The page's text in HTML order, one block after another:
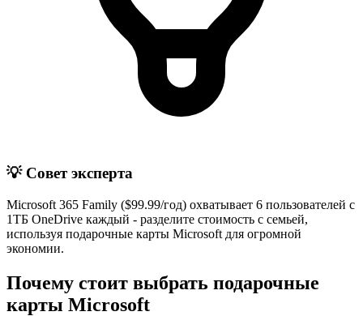
💡 Совет эксперта
Microsoft 365 Family ($99.99/год) охватывает 6 пользователей с
1ТБ OneDrive каждый - разделите стоимость с семьей,
используя подарочные карты Microsoft для огромной
экономии.
Почему стоит выбрать подарочные
карты Microsoft